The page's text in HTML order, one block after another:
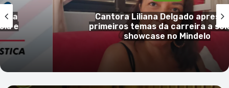
e
Cantora Liliana Delgado
primeiros temas da carreira a
showcase no Mindelo